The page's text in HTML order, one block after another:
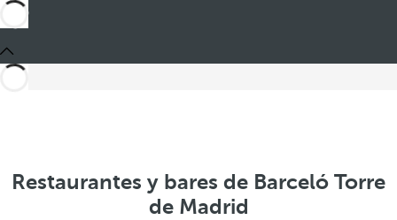
Restaurantes y bares de Barceló Torre
de Madrid